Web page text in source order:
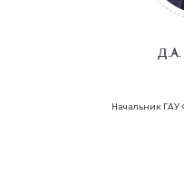
Начальник ГАУ